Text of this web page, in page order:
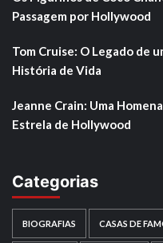
Passagem por Hollywood
Tom Cruise: O Legado de
História de Vida
Jeanne Crain: Uma
Estrela de Hollywood
Categorias
BIOGRAFIAS CASAS DE